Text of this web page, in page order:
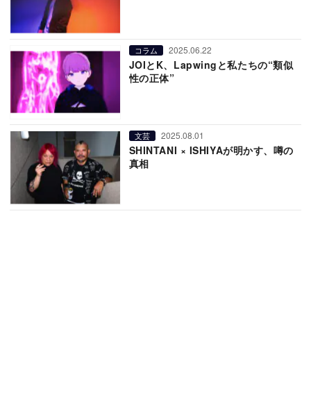
コラム 2025.06.22
JOIとK、Lapwingと私たちの“類似
性の正体”
文芸 2025.08.01
SHINTANI × ISHIYAが明かす、噂の
真相